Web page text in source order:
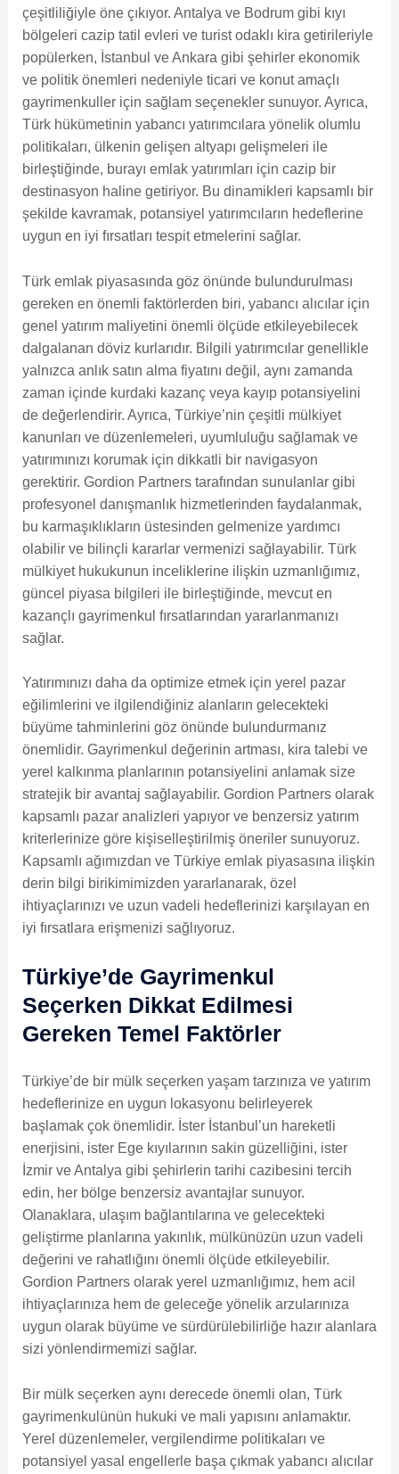
çeşitliliğiyle öne çıkıyor. Antalya ve Bodrum gibi kıyı
bölgeleri cazip tatil evleri ve turist odaklı kira getirileriyle
popülerken, İstanbul ve Ankara gibi şehirler ekonomik
ve politik önemleri nedeniyle ticari ve konut amaçlı
gayrimenkuller için sağlam seçenekler sunuyor. Ayrıca,
Türk hükümetinin yabancı yatırımcılara yönelik olumlu
politikaları, ülkenin gelişen altyapı gelişmeleri ile
birleştiğinde, burayı emlak yatırımları için cazip bir
destinasyon haline getiriyor. Bu dinamikleri kapsamlı bir
şekilde kavramak, potansiyel yatırımcıların hedeflerine
uygun en iyi fırsatları tespit etmelerini sağlar.
Türk emlak piyasasında göz önünde bulundurulması
gereken en önemli faktörlerden biri, yabancı alıcılar için
genel yatırım maliyetini önemli ölçüde etkileyebilecek
dalgalanan döviz kurlarıdır. Bilgili yatırımcılar genellikle
yalnızca anlık satın alma fiyatını değil, aynı zamanda
zaman içinde kurdaki kazanç veya kayıp potansiyelini
de değerlendirir. Ayrıca, Türkiye’nin çeşitli mülkiyet
kanunları ve düzenlemeleri, uyumluluğu sağlamak ve
yatırımınızı korumak için dikkatli bir navigasyon
gerektirir. Gordion Partners tarafından sunulanlar gibi
profesyonel danışmanlık hizmetlerinden faydalanmak,
bu karmaşıklıkların üstesinden gelmenize yardımcı
olabilir ve bilinçli kararlar vermenizi sağlayabilir. Türk
mülkiyet hukukunun inceliklerine ilişkin uzmanlığımız,
güncel piyasa bilgileri ile birleştiğinde, mevcut en
kazançlı gayrimenkul fırsatlarından yararlanmanızı
sağlar.
Yatırımınızı daha da optimize etmek için yerel pazar
eğilimlerini ve ilgilendiğiniz alanların gelecekteki
büyüme tahminlerini göz önünde bulundurmanız
önemlidir. Gayrimenkul değerinin artması, kira talebi ve
yerel kalkınma planlarının potansiyelini anlamak size
stratejik bir avantaj sağlayabilir. Gordion Partners olarak
kapsamlı pazar analizleri yapıyor ve benzersiz yatırım
kriterlerinize göre kişiselleştirilmiş öneriler sunuyoruz.
Kapsamlı ağımızdan ve Türkiye emlak piyasasına ilişkin
derin bilgi birikimimizden yararlanarak, özel
ihtiyaçlarınızı ve uzun vadeli hedeflerinizi karşılayan en
iyi fırsatlara erişmenizi sağlıyoruz.
Türkiye’de Gayrimenkul
Seçerken Dikkat Edilmesi
Gereken Temel Faktörler
Türkiye’de bir mülk seçerken yaşam tarzınıza ve yatırım
hedeflerinize en uygun lokasyonu belirleyerek
başlamak çok önemlidir. İster İstanbul’un hareketli
enerjisini, ister Ege kıyılarının sakin güzelliğini, ister
İzmir ve Antalya gibi şehirlerin tarihi cazibesini tercih
edin, her bölge benzersiz avantajlar sunuyor.
Olanaklara, ulaşım bağlantılarına ve gelecekteki
geliştirme planlarına yakınlık, mülkünüzün uzun vadeli
değerini ve rahatlığını önemli ölçüde etkileyebilir.
Gordion Partners olarak yerel uzmanlığımız, hem acil
ihtiyaçlarınıza hem de geleceğe yönelik arzularınıza
uygun olarak büyüme ve sürdürülebilirliğe hazır alanlara
sizi yönlendirmemizi sağlar.
Bir mülk seçerken aynı derecede önemli olan, Türk
gayrimenkulünün hukuki ve mali yapısını anlamaktır.
Yerel düzenlemeler, vergilendirme politikaları ve
potansiyel yasal engellerle başa çıkmak yabancı alıcılar